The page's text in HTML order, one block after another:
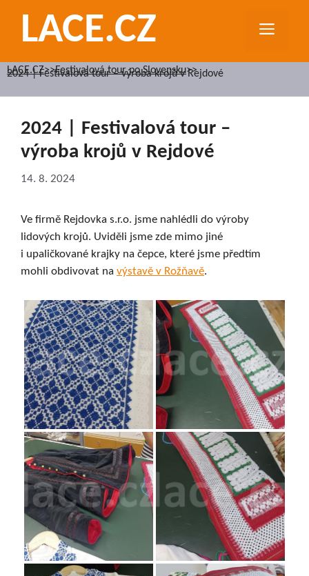
obsahLACE.CZ
LACE.CZ>>Festivalová tour po Slovensku>>
2024 | Festivalová tour – výroba krojů v Rejdové
2024 | Festivalová tour –
výroba krojů v Rejdové
14. 8. 2024
Ve firmě Rejdovka s.r.o. jsme nahlédli do výroby
lidových krojů. Uviděli jsme zde mimo jiné
i upaličkované krajky na čepce, které jsme předtím
mohli obdivovat na výstavě v Rožňavě.